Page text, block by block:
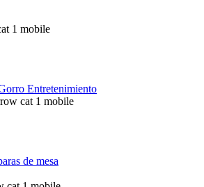
Entretenimiento
de mesa